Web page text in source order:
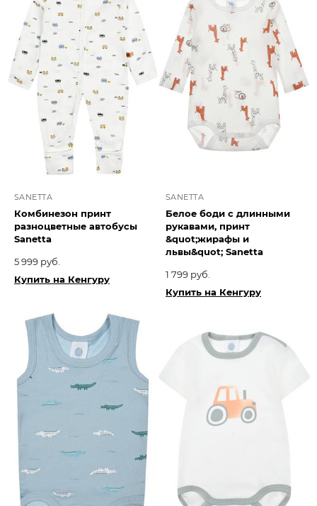
SANETTA
Комбинезон принт
разноцветные автобусы
Sanetta
5 999 руб.
Купить на Кенгуру
SANETTA
Белое боди с длинными
рукавами, принт
&quot;жирафы и
львы&quot; Sanetta
1 799 руб.
Купить на Кенгуру